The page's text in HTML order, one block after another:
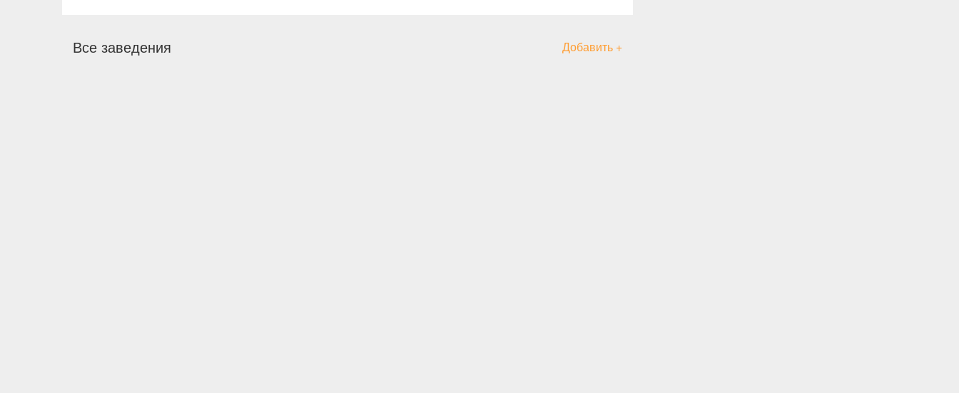
Все заведения Добавить +